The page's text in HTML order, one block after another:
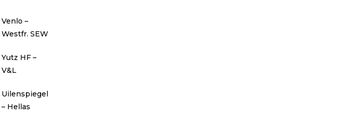
Venlo –
Westfr. SEW
Yutz HF –
V&L
Uilenspiegel
– Hellas